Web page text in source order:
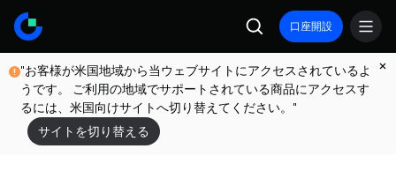
口座開設
"お客様が米国地域から当ウェブサイトにアクセスされているよ
うです。 ご利用の地域でサポートされている商品にアクセスす
るには、米国向けサイトへ切り替えてください。"
サイトを切り替える